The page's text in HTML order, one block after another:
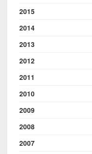
2015
2014
2013
2012
2011
2010
2009
2008
2007